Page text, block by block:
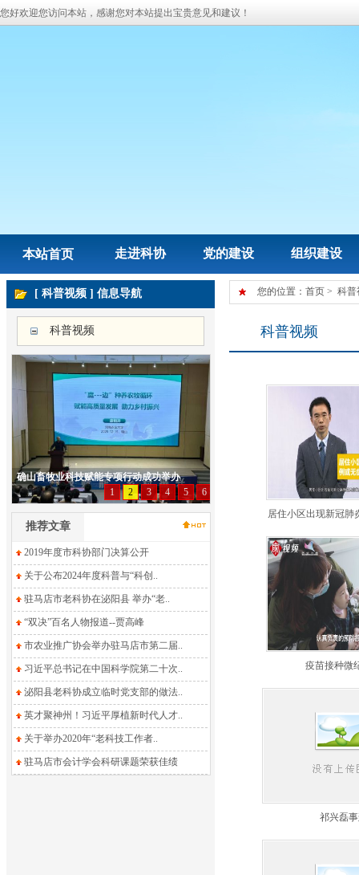
您好欢迎您访问本站，感谢您对本站提出宝贵意见和建议！
本站首页 走进科协 党的建设 组织建设
[ 科普视频 ] 信息导航
科普视频
推荐文章
2019年度市科协部门决算公开
关于公布2024年度科普与“科创..
驻马店市老科协在泌阳县 举办“老..
“双决”百名人物报道--贾高峰
市农业推广协会举办驻马店市第二届..
习近平总书记在中国科学院第二十次..
泌阳县老科协成立临时党支部的做法..
英才聚神州！习近平厚植新时代人才..
关于举办2020年“老科技工作者..
驻马店市会计学会科研课题荣获佳绩
您的位置： 首页> 科普
科普视频
居住小区出现新冠肺
疫苗接种微
祁兴磊